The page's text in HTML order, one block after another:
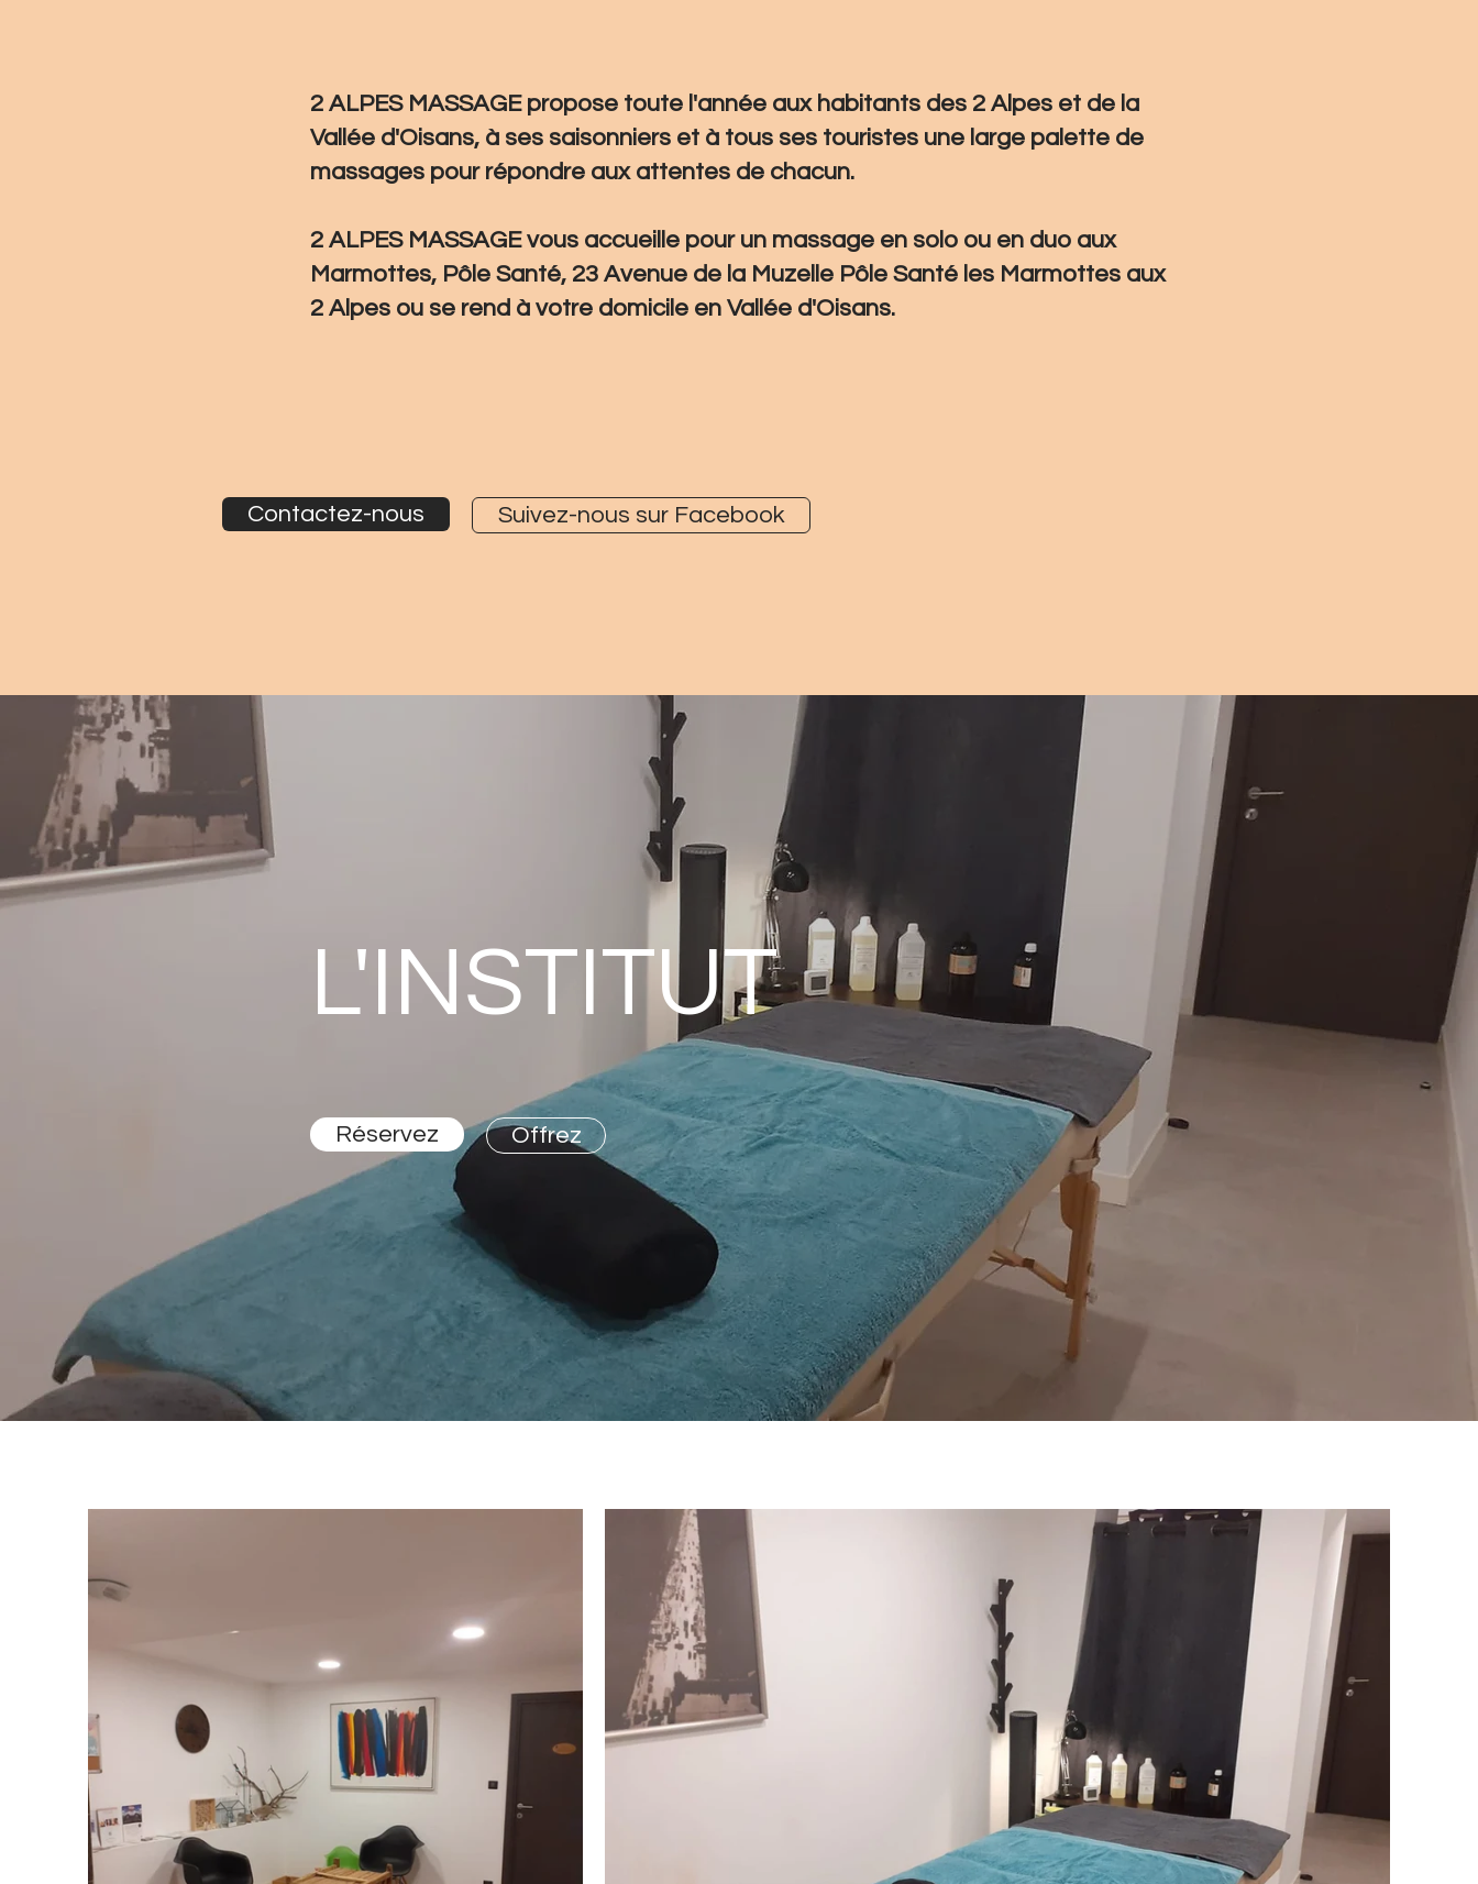
2 ALPES MASSAGE propose toute l'année aux habitants des 2 Alpes et de la
Vallée d'Oisans, à ses saisonniers et à tous ses touristes une large palette de
massages pour répondre aux attentes de chacun.
2 ALPES MASSAGE vous accueille pour un massage en solo ou en duo aux
Marmottes, Pôle Santé, 23 Avenue de la Muzelle Pôle Santé les Marmottes aux
2 Alpes ou se rend à votre domicile en Vallée d'Oisans.
Contactez-nous Suivez-nous sur Facebook
L'INSTITUT
Réservez Offrez